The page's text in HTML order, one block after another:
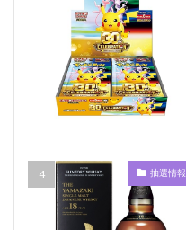
抽選情報